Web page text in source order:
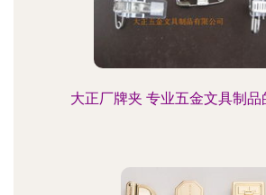
大正厂牌夹 专业五金文具制品